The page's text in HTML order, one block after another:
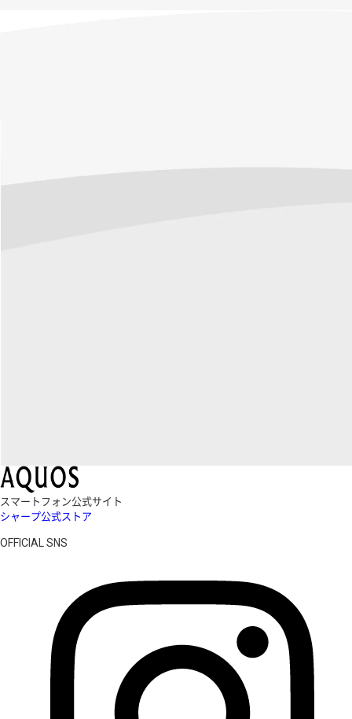
スマートフォン公式サイト
シャープ公式ストア
OFFICIAL SNS